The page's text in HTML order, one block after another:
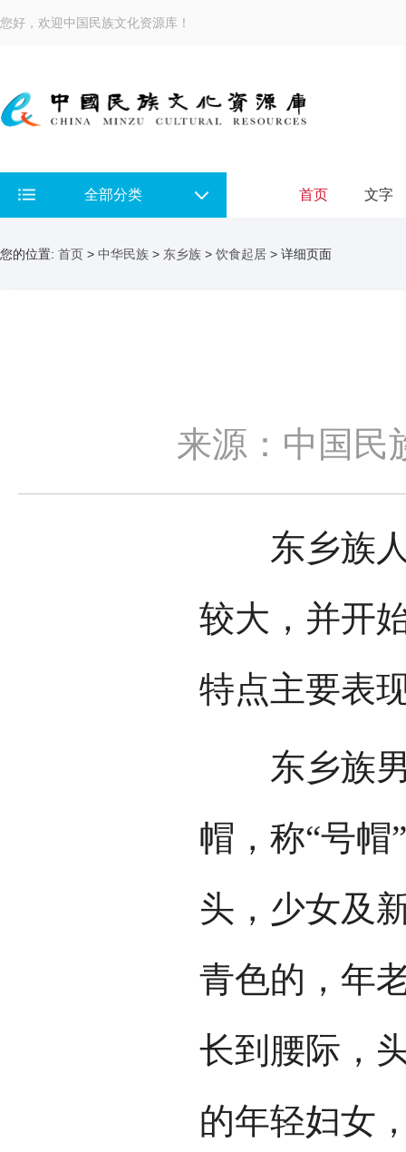
您好，欢迎中国民族文化资源库！
全部分类 首页 文字
您的位置: 首页 > 中华民族 > 东乡族 > 饮食起居 > 详细页面
来源：中国民
东乡族人
较大，并开
特点主要表
东乡族男
帽，称“号帽
头，少女及
青色的，年
长到腰际，
的年轻妇女